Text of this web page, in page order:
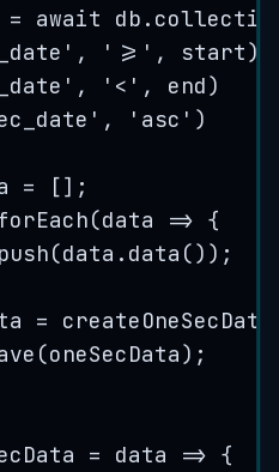
= await db .
' , ' >= ' , start)
' , ' < ' , end)
' , ' asc ' )
= [] ;
(data => {
push(data . data ()) ;
= createOneSecData
(oneSecData) ;
= data => {